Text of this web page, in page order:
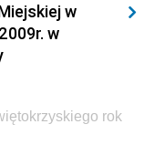
i
Morskiej i
w
w
rok